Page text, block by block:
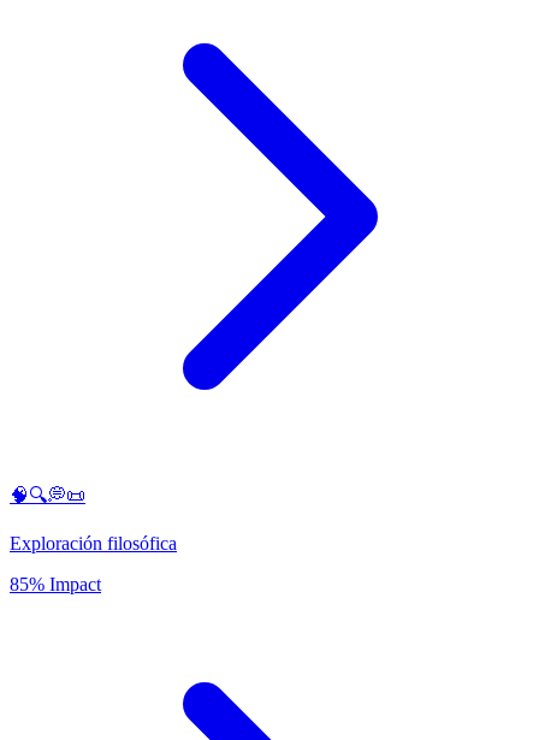
🧠🔍💭📜
Exploración filosófica
85% Impact